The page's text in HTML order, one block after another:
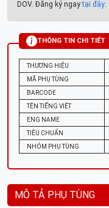
DOV. Đăng ký ngaytại đây.
THÔNG TIN CHI TIẾT
THƯƠNG HIỆU
MÃ PHỤ TÙNG
BARCODE
TÊN TIẾNG VIỆT
ENG NAME
TIÊU CHUẨN
NHÓM PHỤ TÙNG
MÔ TẢ PHỤ TÙNG